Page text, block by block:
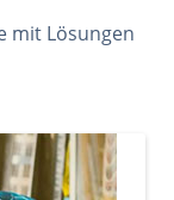
mit Lösungen